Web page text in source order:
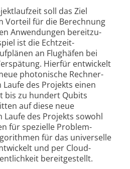
soll das Ziel
Vorteil für die Berechnung
Anwendungen bereit­zu­
ist die Echtzeit­
an Flughäfen bei
Hierfür entwickelt
photonische Rechner­
des Projekts einen
bis zu hundert Qubits
auf diese neue
des Projekts sowohl
für spezielle Problem­
für das universelle
und per Cloud-
bereit­gestellt.